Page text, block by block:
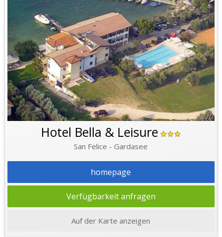
Hotel Bella & Leisure
San Felice - Gardasee
homepage
Verfügbarkeit anfragen
Auf der Karte anzeigen